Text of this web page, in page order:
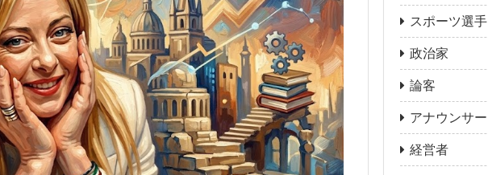
スポーツ選手
政治家
論客
アナウンサー
経営者